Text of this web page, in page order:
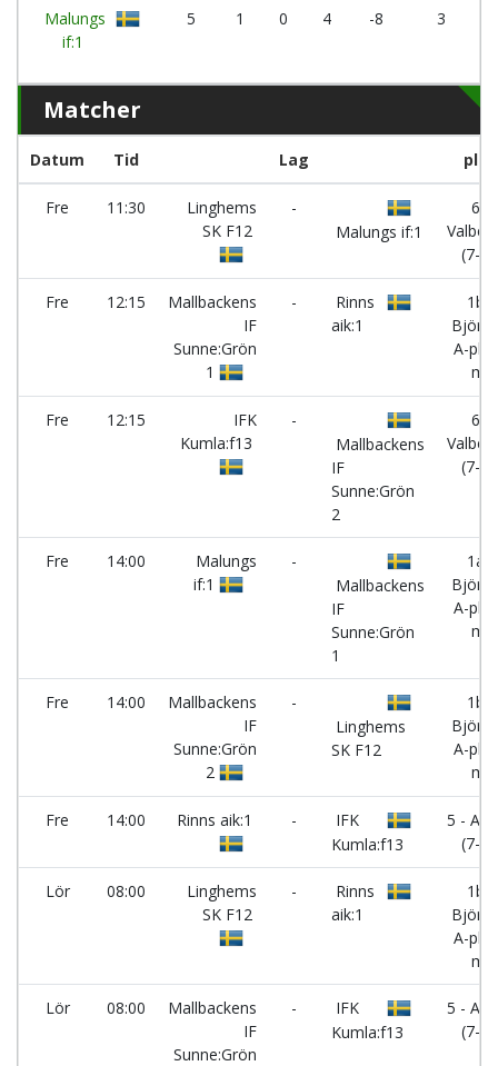
Malungs
if:1
5 1 0 4 -8 3
Matcher
Datum Tid Lag plan
Fre 11:30
Linghems
SK F12
-
Malungs if:1
6 -
(7-
Fre 12:15
Mallbackens
IF
Sunne:Grön
1
-
Rinns
aik:1
1b -
A-pl.
m)
Fre 12:15
IFK
Kumla:f13
-
Mallbackens
IF
Sunne:Grön
2
6 -
(7-
Fre 14:00
Malungs
if:1
-
Mallbackens
IF
Sunne:Grön
1
1a -
A-pl.
m)
Fre 14:00
Mallbackens
IF
Sunne:Grön
2
-
Linghems
SK F12
1b -
A-pl.
m)
Fre 14:00 Rinns aik:1 -
IFK
Kumla:f13
5 -
(7-
Lör 08:00
Linghems
SK F12
-
Rinns
aik:1
1b -
A-pl.
m)
Lör 08:00
Mallbackens
IF
Sunne:Grön
-
IFK
Kumla:f13
5 -
(7-